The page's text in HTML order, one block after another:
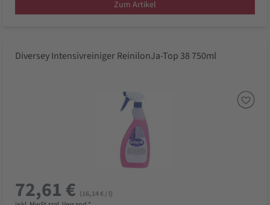
Zum Artikel
Diversey Intensivreiniger ReinilonJa-Top 38 750ml
72,61 € (16,14 € / l)